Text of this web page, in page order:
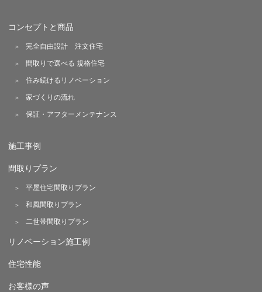
コンセプトと商品
完全自由設計 注文住宅
間取りで選べる 規格住宅
住み続けるリノベーション
家づくりの流れ
保証・アフターメンテナンス
施工事例
間取りプラン
平屋住宅間取りプラン
和風間取りプラン
二世帯間取りプラン
リノベーション施工例
住宅性能
お客様の声